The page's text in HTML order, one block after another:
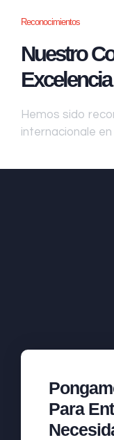
Reconocimientos
Nuestro
Excelencia
Hemos sido
internacionale
Para